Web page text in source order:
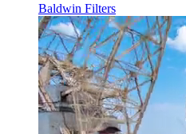
Baldwin Filters